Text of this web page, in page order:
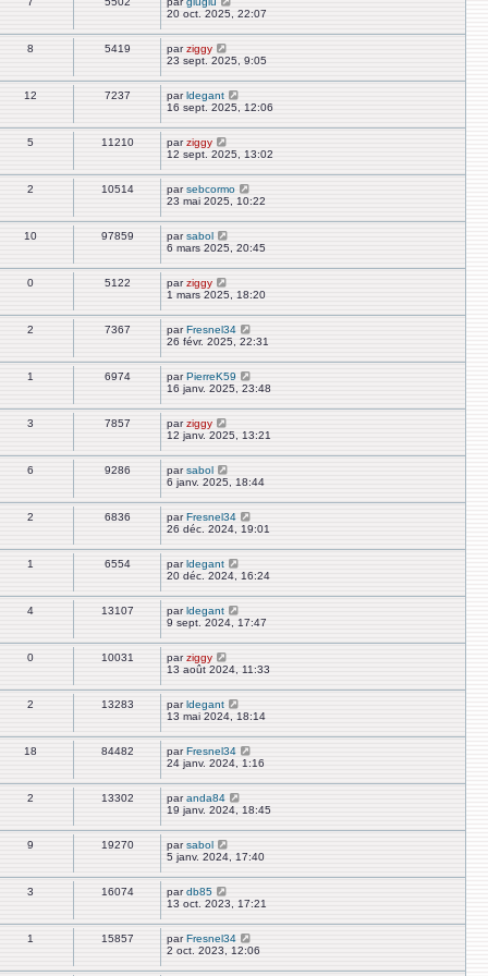
20 oct. 2025, 22:07
8 5419 parziggy
23 sept. 2025, 9:05
12 7237 parldegant
16 sept. 2025, 12:06
5 11210 parziggy
12 sept. 2025, 13:02
2 10514 parsebcormo
23 mai 2025, 10:22
10 97859 parsabol
6 mars 2025, 20:45
0 5122 parziggy
1 mars 2025, 18:20
2 7367 parFresnel34
26 févr. 2025, 22:31
1 6974 parPierreK59
16 janv. 2025, 23:48
3 7857 parziggy
12 janv. 2025, 13:21
6 9286 parsabol
6 janv. 2025, 18:44
2 6836 parFresnel34
26 déc. 2024, 19:01
1 6554 parldegant
20 déc. 2024, 16:24
4 13107 parldegant
9 sept. 2024, 17:47
0 10031 parziggy
13 août 2024, 11:33
2 13283 parldegant
13 mai 2024, 18:14
18 84482 parFresnel34
24 janv. 2024, 1:16
2 13302 paranda84
19 janv. 2024, 18:45
9 19270 parsabol
5 janv. 2024, 17:40
3 16074 pardb85
13 oct. 2023, 17:21
1 15857 parFresnel34
2 oct. 2023, 12:06